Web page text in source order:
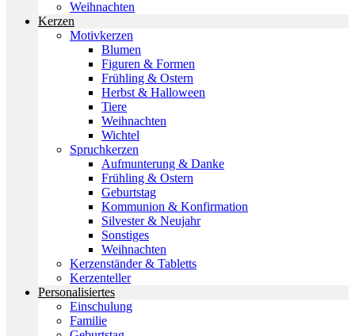
Weihnachten
Kerzen
Motivkerzen
Blumen
Figuren & Formen
Frühling & Ostern
Herbst & Halloween
Tiere
Weihnachten
Wichtel
Spruchkerzen
Aufmunterung & Danke
Frühling & Ostern
Geburtstag
Kommunion & Konfirmation
Silvester & Neujahr
Sonstiges
Weihnachten
Kerzenständer & Tabletts
Kerzenteller
Personalisiertes
Einschulung
Familie